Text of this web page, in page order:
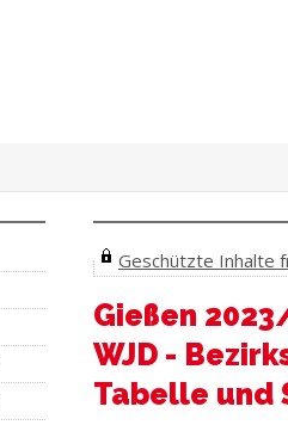
Geschützte Inhalte
Gießen
WJD -
Tabelle und